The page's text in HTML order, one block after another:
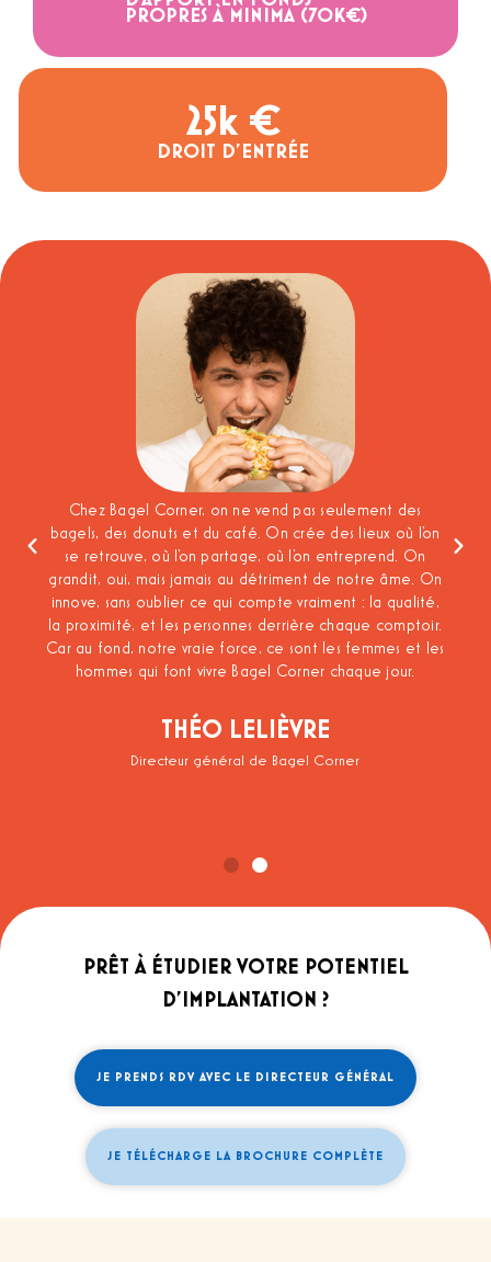
PROPRES À MINIMA (70K€)
DROIT D'ENTRÉE
25k €
Chez Bagel Corner, on ne vend pas seulement des
bagels, des donuts et du café. On crée des lieux où l’on
se retrouve, où l’on partage, où l’on entreprend. On
grandit, oui, mais jamais au détriment de notre âme. On
innove, sans oublier ce qui compte vraiment : la qualité,
la proximité, et les personnes derrière chaque comptoir.
Car au fond, notre vraie force, ce sont les femmes et les
hommes qui font vivre Bagel Corner chaque jour.
THÉO LELIÈVRE
Directeur général de Bagel Corner
PRÊT À ÉTUDIER VOTRE POTENTIEL
D'IMPLANTATION ?
JE PRENDS RDV AVEC LE DIRECTEUR GÉNÉRAL
JE TÉLÉCHARGE LA BROCHURE COMPLÈTE